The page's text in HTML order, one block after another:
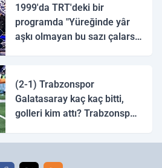
1999'da TRT'deki bir
programda "Yüreğinde yâr
aşkı olmayan bu sazı çalarsa
(2-1) Trabzonspor
Galatasaray kaç kaç bitti,
golleri kim attı? Trabzonspor
golleri!